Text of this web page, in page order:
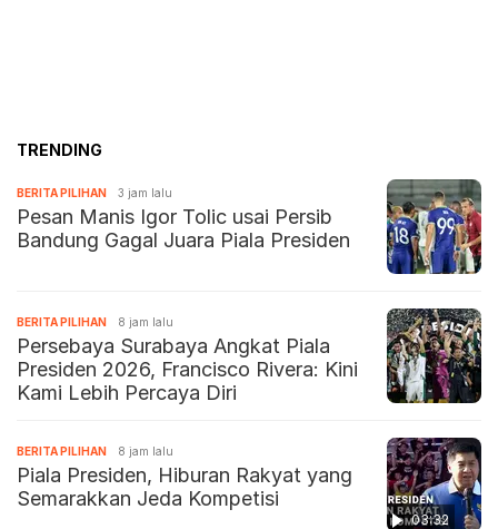
TRENDING
BERITA PILIHAN 3 jam lalu
Pesan Manis Igor Tolic usai Persib
Bandung Gagal Juara Piala Presiden
BERITA PILIHAN 8 jam lalu
Persebaya Surabaya Angkat Piala
Presiden 2026, Francisco Rivera: Kini
Kami Lebih Percaya Diri
03:32
BERITA PILIHAN 8 jam lalu
Piala Presiden, Hiburan Rakyat yang
Semarakkan Jeda Kompetisi